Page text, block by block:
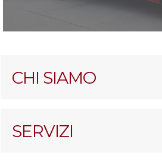
CHI SIAMO
SERVIZI